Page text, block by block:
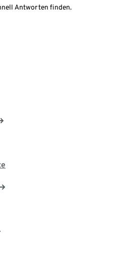
Antworten finden.